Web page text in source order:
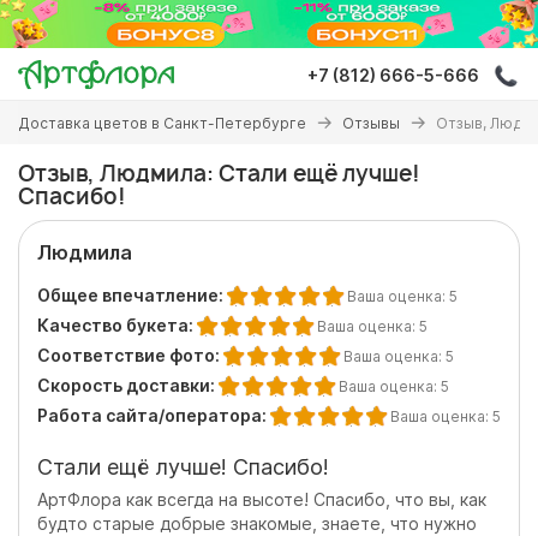
Перейти
основному
содержанию
+7 (812) 666-5-666
Вы
здесь
Доставка цветов в Санкт-Петербурге Отзывы Отзыв,
Отзыв, Людмила: Стали ещё лучше!
Спасибо!
Людмила
Общее впечатление: Ваша оценка: 5
Качество букета: Ваша оценка: 5
Соответствие фото: Ваша оценка: 5
Скорость доставки: Ваша оценка: 5
Работа сайта/оператора: Ваша оценка: 5
Стали ещё лучше! Спасибо!
АртФлора как всегда на высоте! Спасибо, что вы, как
будто старые добрые знакомые, знаете, что нужно